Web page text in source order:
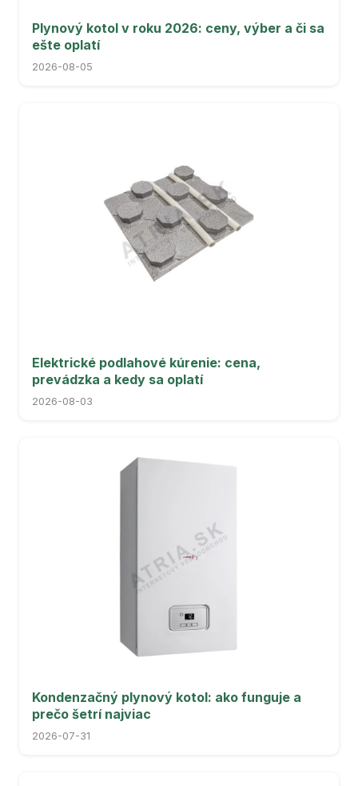
Plynový kotol v roku 2026: ceny, výber a či sa
ešte oplatí
2026-08-05
Elektrické podlahové kúrenie: cena,
prevádzka a kedy sa oplatí
2026-08-03
Kondenzačný plynový kotol: ako funguje a
prečo šetrí najviac
2026-07-31